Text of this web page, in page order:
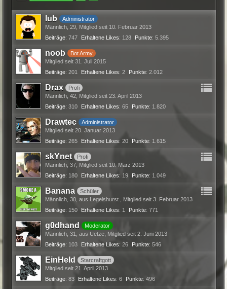
lub
Administrator
Männlich 29 Mitglied seit 10. Februar 2013
Beiträge 747 Erhaltene Likes 128 Punkte 5.395
noob
Bot Army
Mitglied seit 31. Juli 2015
Beiträge 201 Erhaltene Likes 2 Punkte 2.012
Drax
Profi
Männlich 42 Mitglied seit 23. April 2013
Beiträge 310 Erhaltene Likes 65 Punkte 1.820
Drawtec
Administrator
Mitglied seit 20. Januar 2013
Beiträge 265 Erhaltene Likes 20 Punkte 1.615
skYnet
Profi
Männlich 37 Mitglied seit 10. März 2013
Beiträge 180 Erhaltene Likes 19 Punkte 1.049
Banana
Schüler
Männlich 30 aus Legelshurst
Mitglied seit 3. Februar 2013
Beiträge 150 Erhaltene Likes 1 Punkte 771
g0dhand
Moderator
Männlich 31 aus Uetze Mitglied seit 2. Juni 2013
Beiträge 103 Erhaltene Likes 26 Punkte 546
EinHeld
Starcraftgott
Mitglied seit 21. April 2013
Beiträge 83 Erhaltene Likes 6 Punkte 496